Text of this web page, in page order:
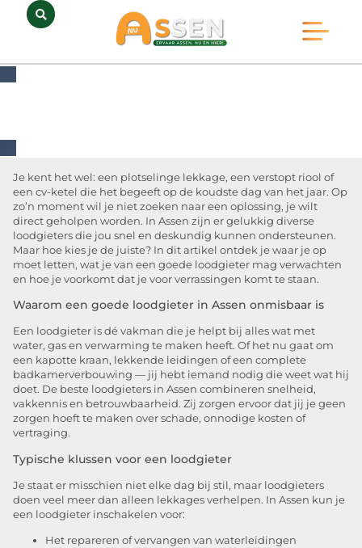
Je kent het wel: een plotselinge lekkage, een verstopt riool of
een cv-ketel die het begeeft op de koudste dag van het jaar. Op
zo’n moment wil je niet zoeken naar een oplossing, je wilt
direct geholpen worden. In Assen zijn er gelukkig diverse
loodgieters die jou snel en deskundig kunnen ondersteunen.
Maar hoe kies je de juiste? In dit artikel ontdek je waar je op
moet letten, wat je van een goede loodgieter mag verwachten
en hoe je voorkomt dat je voor verrassingen komt te staan.
Waarom een goede loodgieter in Assen onmisbaar is
Een loodgieter is dé vakman die je helpt bij alles wat met
water, gas en verwarming te maken heeft. Of het nu gaat om
een kapotte kraan, lekkende leidingen of een complete
badkamerverbouwing — jij hebt iemand nodig die weet wat hij
doet. De beste loodgieters in Assen combineren snelheid,
vakkennis en betrouwbaarheid. Zij zorgen ervoor dat jij je geen
zorgen hoeft te maken over schade, onnodige kosten of
vertraging.
Typische klussen voor een loodgieter
Je staat er misschien niet elke dag bij stil, maar loodgieters
doen veel meer dan alleen lekkages verhelpen. In Assen kun je
een loodgieter inschakelen voor:
Het repareren of vervangen van waterleidingen